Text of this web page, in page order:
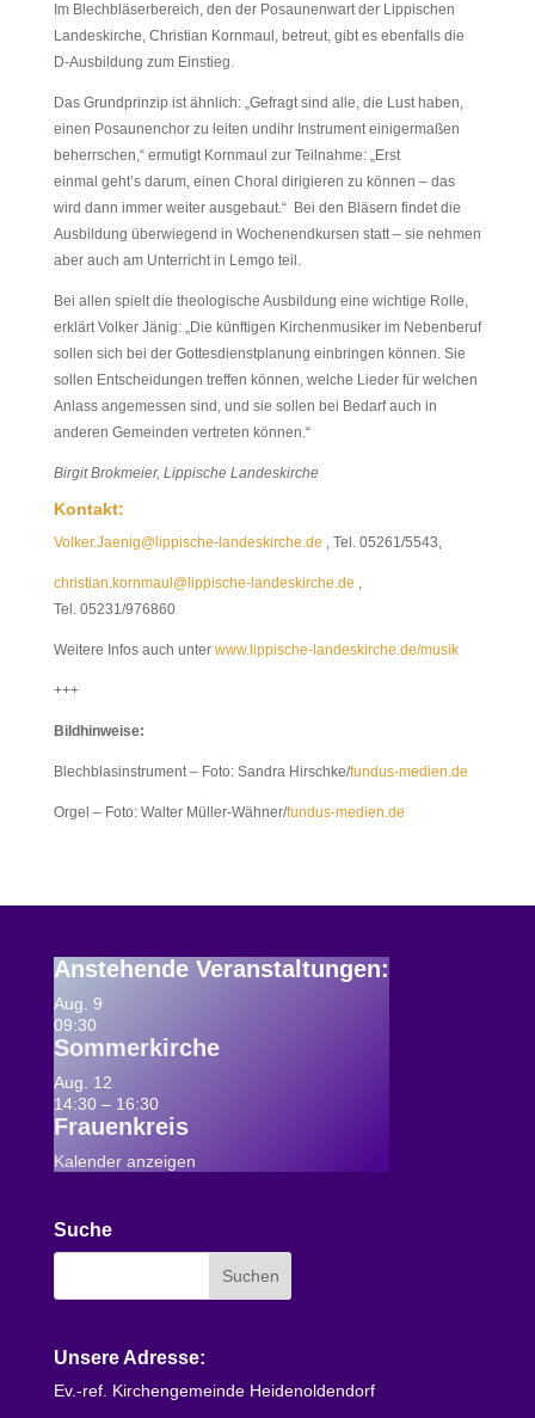
Im Blechbläserbereich, den der Posaunenwart der Lippischen
Landeskirche, Christian Kornmaul, betreut, gibt es ebenfalls die
D-Ausbildung zum Einstieg.
Das Grundprinzip ist ähnlich: „Gefragt sind alle, die Lust haben,
einen Posaunenchor zu leiten undihr Instrument einigermaßen
beherrschen,“ ermutigt Kornmaul zur Teilnahme: „Erst
einmal geht’s darum, einen Choral dirigieren zu können – das
wird dann immer weiter ausgebaut.“ Bei den Bläsern findet die
Ausbildung überwiegend in Wochenendkursen statt – sie nehmen
aber auch am Unterricht in Lemgo teil.
Bei allen spielt die theologische Ausbildung eine wichtige Rolle,
erklärt Volker Jänig: „Die künftigen Kirchenmusiker im Nebenberuf
sollen sich bei der Gottesdienstplanung einbringen können. Sie
sollen Entscheidungen treffen können, welche Lieder für welchen
Anlass angemessen sind, und sie sollen bei Bedarf auch in
anderen Gemeinden vertreten können.“
Birgit Brokmeier, Lippische Landeskirche
Kontakt:
Volker.Jaenig@lippische-landeskirche.de , Tel. 05261/5543,
christian.kornmaul@lippische-landeskirche.de ,
Tel. 05231/976860
Weitere Infos auch unter www.lippische-landeskirche.de/musik
+++
Bildhinweise:
Blechblasinstrument – Foto: Sandra Hirschke/fundus-medien.de
Orgel – Foto: Walter Müller-Wähner/fundus-medien.de
Anstehende Veranstaltungen:
Aug. 9
09:30
Sommerkirche
Aug. 12
14:30– 16:30
Frauenkreis
Kalender anzeigen
Suche
Unsere Adresse:
Ev.-ref. Kirchengemeinde Heidenoldendorf